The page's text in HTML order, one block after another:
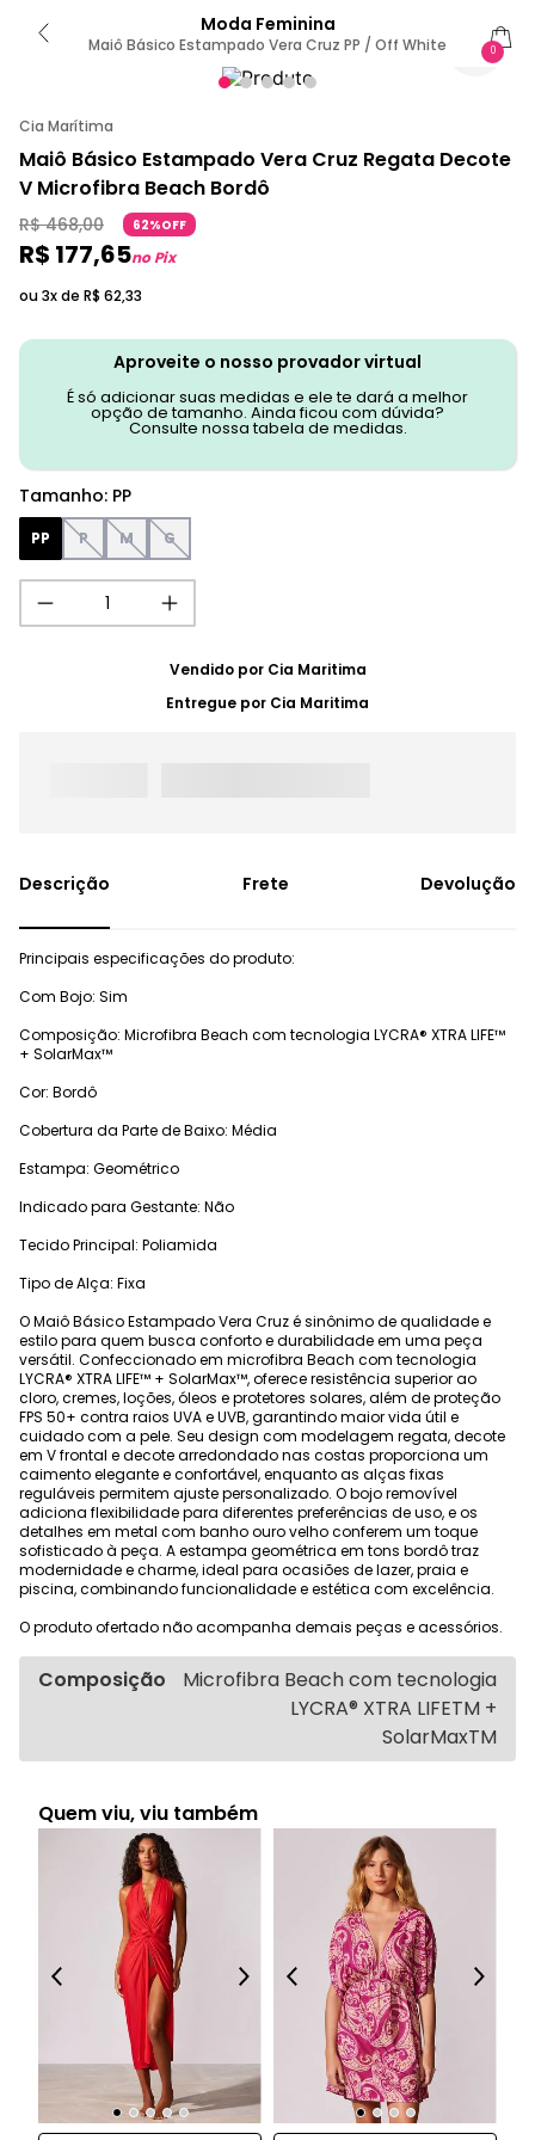
Moda Feminina
Maiô Básico Estampado Vera Cruz PP / Off White 0
Cia Marítima
Maiô Básico Estampado Vera Cruz Regata Decote
V Microfibra Beach Bordô
R$ 468,00 62%OFF
R$ 177,65no Pix
ou 3x de R$ 62,33
Aproveite o nosso provador virtual
É só adicionar suas medidas e ele te dará a melhor
opção de tamanho. Ainda ficou com dúvida?
Consulte nossa tabela de medidas.
Tamanho: PP
PP P M G
Vendido por Cia Maritima
Entregue por Cia Maritima
Frete Devolução
Principais especificações do produto:
Com Bojo: Sim
Composição: Microfibra Beach com tecnologia LYCRA® XTRA LIFE™
+ SolarMax™
Cor: Bordô
Cobertura da Parte de Baixo: Média
Estampa: Geométrico
Indicado para Gestante: Não
Tecido Principal: Poliamida
Tipo de Alça: Fixa
O Maiô Básico Estampado Vera Cruz é sinônimo de qualidade e
estilo para quem busca conforto e durabilidade em uma peça
versátil. Confeccionado em microfibra Beach com tecnologia
LYCRA® XTRA LIFE™ + SolarMax™, oferece resistência superior ao
cloro, cremes, loções, óleos e protetores solares, além de proteção
FPS 50+ contra raios UVA e UVB, garantindo maior vida útil e
cuidado com a pele. Seu design com modelagem regata, decote
em V frontal e decote arredondado nas costas proporciona um
caimento elegante e confortável, enquanto as alças fixas
reguláveis permitem ajuste personalizado. O bojo removível
adiciona flexibilidade para diferentes preferências de uso, e os
detalhes em metal com banho ouro velho conferem um toque
sofisticado à peça. A estampa geométrica em tons bordô traz
modernidade e charme, ideal para ocasiões de lazer, praia e
piscina, combinando funcionalidade e estética com excelência.
O produto ofertado não acompanha demais peças e acessórios.
Composição
Microfibra Beach com tecnologia
LYCRA® XTRA LIFETM +
SolarMaxTM
Quem viu, viu também